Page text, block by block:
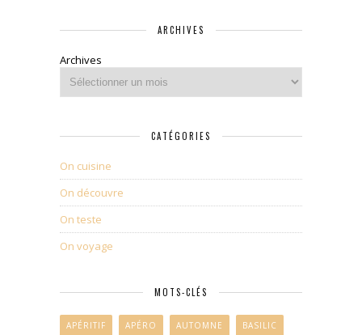
ARCHIVES
Archives
CATÉGORIES
On cuisine
On découvre
On teste
On voyage
MOTS-CLÉS
APÉRITIF APÉRO AUTOMNE BASILIC